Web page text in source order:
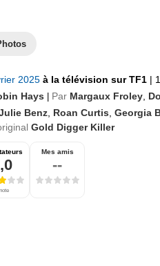
2025 à la télévision sur TF1 |
Hays Par Margaux Froley
Benz Roan Curtis Georgia
Gold Digger Killer
Mes amis
--